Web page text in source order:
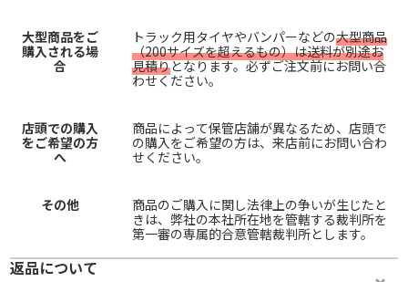
大型商品をご
購入される場
合
トラック用タイヤやバンパーなどの大型商品
（200サイズを超えるもの）は送料が別途お
見積りとなります。必ずご注文前にお問い合
わせください。
店頭での購入
をご希望の方
へ
商品によって保管店舗が異なるため、店頭で
の購入をご希望の方は、来店前にお問い合わ
せください。
その他
商品のご購入に関し法律上の争いが生じたと
きは、弊社の本社所在地を管轄する裁判所を
第一審の専属的合意管轄裁判所とします。
返品について